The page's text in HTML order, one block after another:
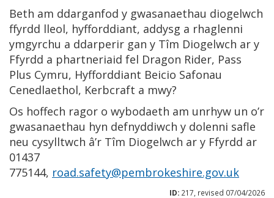
Beth am ddarganfod y gwasanaethau diogelwch
ffyrdd lleol, hyfforddiant, addysg a rhaglenni
ymgyrchu a ddarperir gan y Tîm Diogelwch ar y
Ffyrdd a phartneriaid fel Dragon Rider, Pass
Plus Cymru, Hyfforddiant Beicio Safonau
Cenedlaethol, Kerbcraft a mwy?
Os hoffech ragor o wybodaeth am unrhyw un o’r
gwasanaethau hyn defnyddiwch y dolenni safle
neu cysylltwch â’r Tîm Diogelwch ar y Ffyrdd ar
01437
775144, road.safety@pembrokeshire.gov.uk
ID: 217, revised 07/04/2026